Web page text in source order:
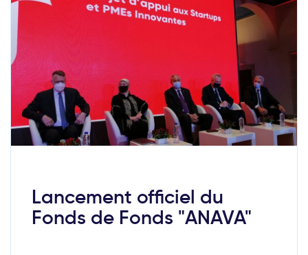
Lancement officiel du
Fonds de Fonds "ANAVA"